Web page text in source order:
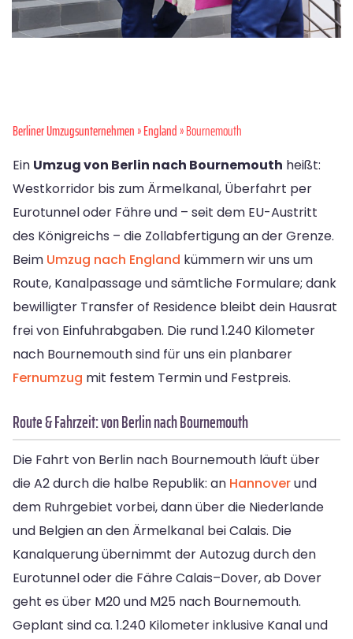
Berliner Umzugsunternehmen»England» Bournemouth
Ein Umzug von Berlin nach Bournemouth heißt:
Westkorridor bis zum Ärmelkanal, Überfahrt per
Eurotunnel oder Fähre und – seit dem EU-Austritt
des Königreichs – die Zollabfertigung an der Grenze.
Beim Umzug nach England kümmern wir uns um
Route, Kanalpassage und sämtliche Formulare; dank
bewilligter Transfer of Residence bleibt dein Hausrat
frei von Einfuhrabgaben. Die rund 1.240 Kilometer
nach Bournemouth sind für uns ein planbarer
Fernumzug mit festem Termin und Festpreis.
Route & Fahrzeit: von Berlin nach Bournemouth
Die Fahrt von Berlin nach Bournemouth läuft über
die A2 durch die halbe Republik: an Hannoverund
dem Ruhrgebiet vorbei, dann über die Niederlande
und Belgien an den Ärmelkanal bei Calais. Die
Kanalquerung übernimmt der Autozug durch den
Eurotunnel oder die Fähre Calais–Dover, ab Dover
geht es über M20 und M25 nach Bournemouth.
Geplant sind ca. 1.240 Kilometer inklusive Kanal und